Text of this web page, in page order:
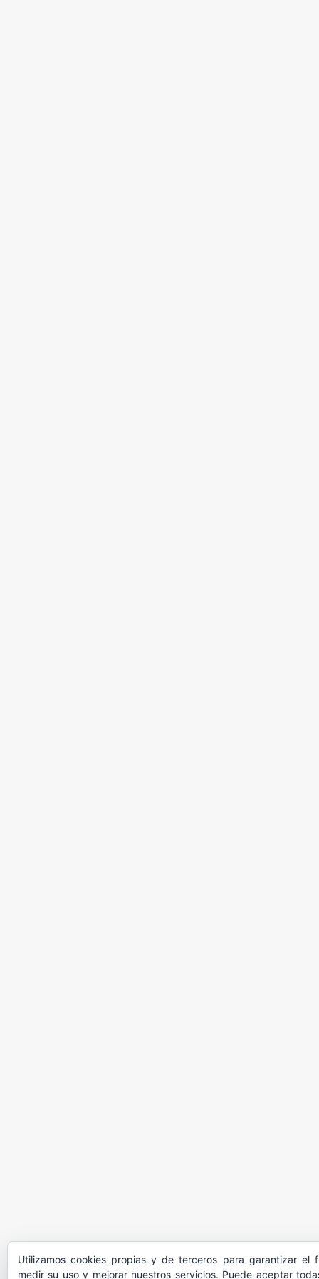
Utilizamos cookies propias y de terceros para garantizar el
medir su uso y mejorar nuestros servicios. Puede aceptar